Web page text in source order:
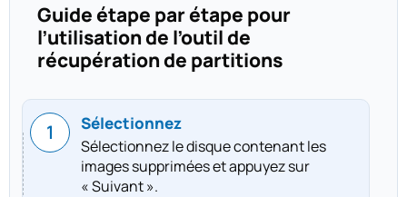
Guide étape par étape pour
l’utilisation de l’outil de
récupération de partitions
Sélectionnez
Sélectionnez le disque contenant les
images supprimées et appuyez sur
« Suivant ».